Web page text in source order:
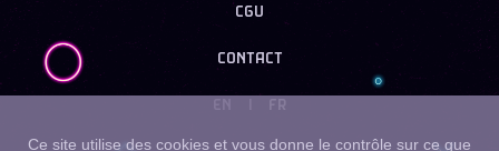
CGU
CONTACT
FR
Ce site utilise des cookies et vous donne le contrôle sur ce que